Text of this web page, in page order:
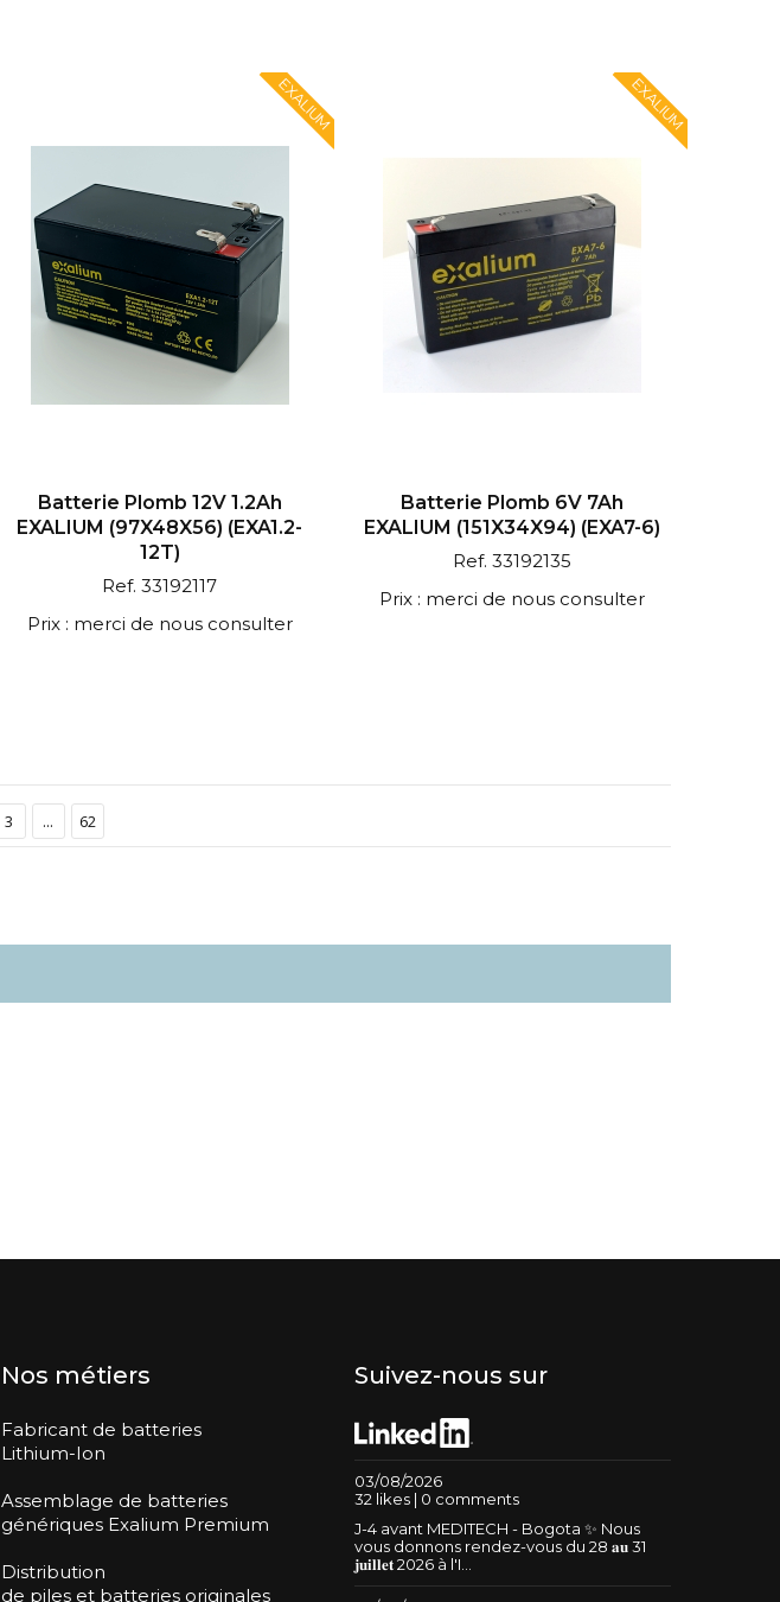
EXALIUM
Batterie Plomb 12V 1.2Ah
EXALIUM (97X48X56) (EXA1.2-
12T)
Ref. 33192117
Prix : merci de nous consulter
EXALIUM
Batterie Plomb 6V 7Ah
EXALIUM (151X34X94) (EXA7-6)
Ref. 33192135
Prix : merci de nous consulter
3 ... 62
Nos métiers
Fabricant de batteries
Lithium-Ion
Assemblage de batteries
génériques Exalium Premium
Distribution
de piles et batteries originales
Suivez-nous sur
03/08/2026
32 likes | 0 comments
J-4 avant MEDITECH - Bogota ✨ Nous
vous donnons rendez-vous du 28 𝐚𝐮 31
𝐣𝐮𝐢𝐥𝐥𝐞𝐭 2026 à l'I...